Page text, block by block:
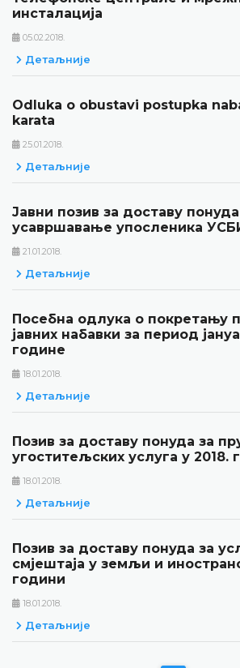
инсталација
05.02.2018.
Детаљније
Odluka o obustavi postupka
karata
25.01.2018.
Детаљније
Јавни позив за доставу
усавршавање упосленика
21.01.2018.
Детаљније
Посебна одлука о покретању
јавних набавки за период
године
18.01.2018.
Детаљније
Позив за доставу понуда за
угоститељских услуга у 2018.
18.01.2018.
Детаљније
Позив за доставу понуда за
смјештаја у земљи и
години
18.01.2018.
Детаљније